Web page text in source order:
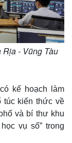
Rịa - Vũng Tàu
kế hoạch làm
túc kiến thức về
và bí thư khu
vụ số” trong